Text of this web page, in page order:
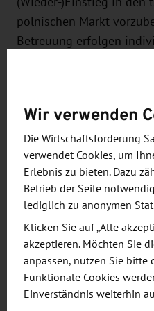
polnischen Markt
Betreuung erfolgen
von ihren Beauftragten
von der jeweiligen
vor Ort sowie von den
Unternehmen, deren
gestört sind oder die
neuer Partnerschaften
eruieren möchten, sind
Kontakt zu treten.
Wir verwenden
Die Wirtschaftsförderung
verwendet Cookies, um
Erlebnis zu bieten. Dazu
Betrieb der Seite
lediglich zu anonymen
Klicken Sie auf „Alle
akzeptieren. Möchten Sie
anpassen, nutzen Sie bitte
Funktionale Cookies
Einverständnis weiterhin